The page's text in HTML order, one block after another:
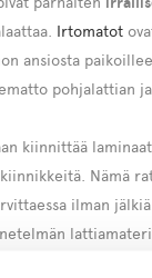
Irtomatot
ansiosta
pohjalattian
kiinnittää
Nämä
ilman